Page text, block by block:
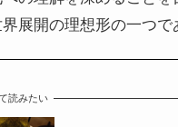
展開の理想形の一つで
読みたい